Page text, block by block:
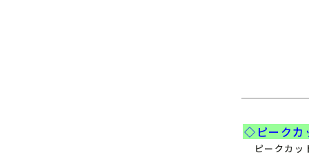
◇ピークカ
ピークカッ